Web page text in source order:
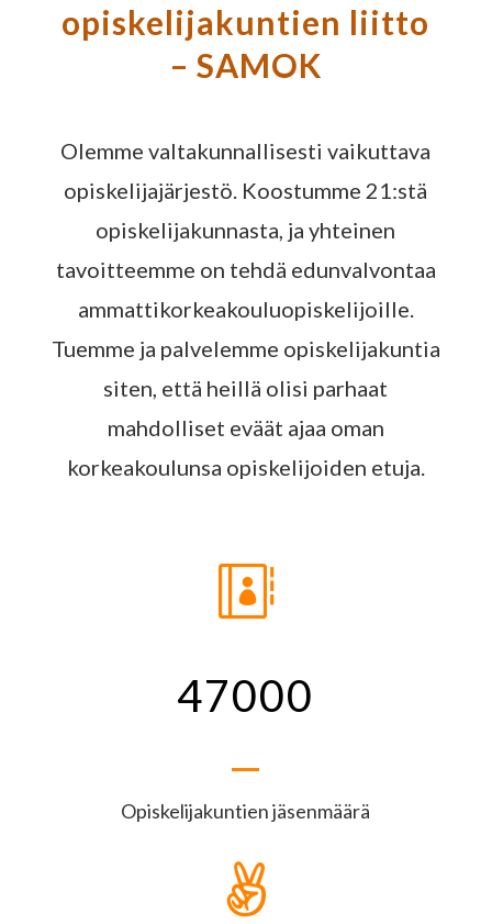
opiskelijakuntien liitto
– SAMOK
Olemme valtakunnallisesti vaikuttava
opiskelijajärjestö. Koostumme 21:stä
opiskelijakunnasta, ja yhteinen
tavoitteemme on tehdä edunvalvontaa
ammattikorkeakouluopiskelijoille.
Tuemme ja palvelemme opiskelijakuntia
siten, että heillä olisi parhaat
mahdolliset eväät ajaa oman
korkeakoulunsa opiskelijoiden etuja.

47000
Opiskelijakuntien jäsenmäärä
